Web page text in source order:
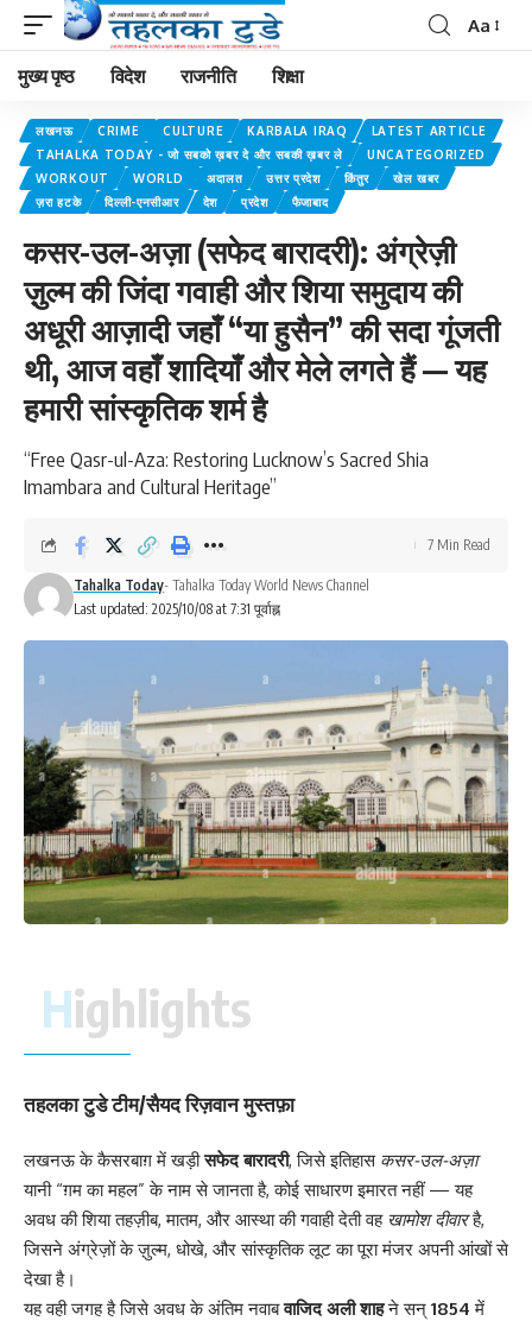
Aa
मुख्य पृष्ठ विदेश राजनीति शिक्षा
लखनऊ CRIME CULTURE KARBALA IRAQ
LATEST ARTICLE
TAHALKA TODAY - जो सबको ख़बर दे और सबकी ख़बर ले
UNCATEGORIZED
WORKOUT
WORLD अदालत उत्तर प्रदेश किंतुर
खेल खबर
ज़रा हटके
दिल्ली-एनसीआर देश प्रदेश फैजाबाद
कसर-उल-अज़ा (सफेद बारादरी): अंग्रेज़ी
ज़ुल्म की जिंदा गवाही और शिया समुदाय की
अधूरी आज़ादी जहाँ “या हुसैन” की सदा गूंजती
थी, आज वहाँ शादियाँ और मेले लगते हैं — यह
हमारी सांस्कृतिक शर्म है
“Free Qasr-ul-Aza: Restoring Lucknow’s Sacred Shia
Imambara and Cultural Heritage”
Last updated: 2025/10/08 at 7:31 पूर्वाह्न
Tahalka Today- Tahalka Today World News Channel
7 Min Read
Highlights
तहलका टुडे टीम/सैयद रिज़वान मुस्तफ़ा
लखनऊ के कैसरबाग़ में खड़ीसफेद बारादरी, जिसे इतिहास कसर-उल-अज़ा
यानी “ग़म का महल” के नाम से जानता है, कोई साधारण इमारत नहीं — यह
अवध की शिया तहज़ीब, मातम, और आस्था की गवाही देती वह खामोश दीवारहै,
जिसने अंग्रेज़ों के ज़ुल्म, धोखे, और सांस्कृतिक लूट का पूरा मंजर अपनी आंखों से
देखा है।
यह वही जगह है जिसे अवध के अंतिम नवाबवाजिद अली शाहने सन् 1854 में